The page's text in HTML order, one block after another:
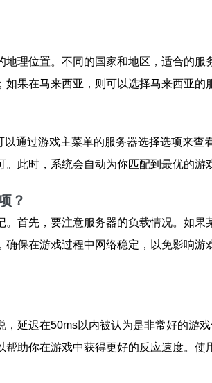
理位置。不同的国家和地区，适合的
果在马来西亚，则可以选择马来西亚的
通过游戏主菜单的服务器选择选项来
此时，系统会自动为你匹配到最优的游
？
首先，要注意服务器的负载情况。如
保在游戏过程中网络稳定，以免影响
，延迟在50ms以内被认为是非常好的游
助你在游戏中获得更好的反应速度。